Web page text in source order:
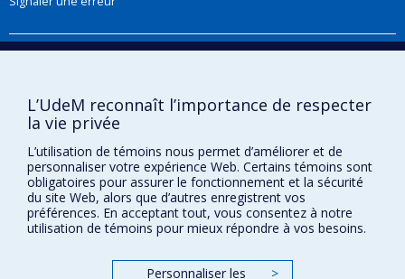
L’UdeM reconnaît l’importance de respecter
la vie privée
L’utilisation de témoins nous permet d’améliorer et de
personnaliser votre expérience Web. Certains témoins sont
obligatoires pour assurer le fonctionnement et la sécurité
du site Web, alors que d’autres enregistrent vos
préférences. En acceptant tout, vous consentez à notre
utilisation de témoins pour mieux répondre à vos besoins.
Personnaliser les >